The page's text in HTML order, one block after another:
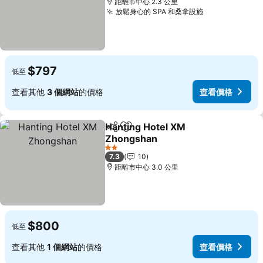
放鬆身心的 SPA 和桑拿設施
低至 $797
查看其他 3 個網站的價格 查看價格
分享 加入我的最愛
Hanting Hotel XM
Zhongshan
2 星級
7.3
10
距離市中心 3.0 公里
低至 $800
查看其他 1 個網站的價格 查看價格